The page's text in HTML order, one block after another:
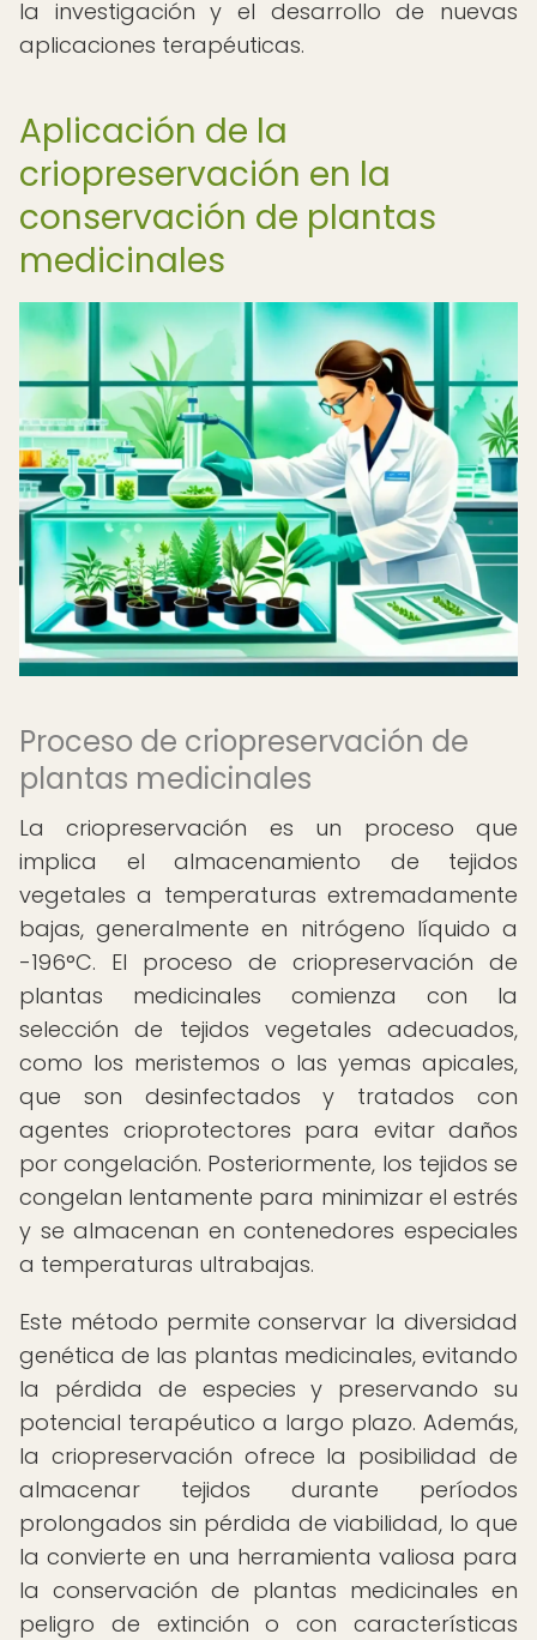
la investigación y el desarrollo de nuevas
aplicaciones terapéuticas.
Aplicación de la
criopreservación en la
conservación de plantas
medicinales
Proceso de criopreservación de
plantas medicinales
La criopreservación es un proceso que
implica el almacenamiento de tejidos
vegetales a temperaturas extremadamente
bajas, generalmente en nitrógeno líquido a
-196°C. El proceso de criopreservación de
plantas medicinales comienza con la
selección de tejidos vegetales adecuados,
como los meristemos o las yemas apicales,
que son desinfectados y tratados con
agentes crioprotectores para evitar daños
por congelación. Posteriormente, los tejidos se
congelan lentamente para minimizar el estrés
y se almacenan en contenedores especiales
a temperaturas ultrabajas.
Este método permite conservar la diversidad
genética de las plantas medicinales, evitando
la pérdida de especies y preservando su
potencial terapéutico a largo plazo. Además,
la criopreservación ofrece la posibilidad de
almacenar tejidos durante períodos
prolongados sin pérdida de viabilidad, lo que
la convierte en una herramienta valiosa para
la conservación de plantas medicinales en
peligro de extinción o con características